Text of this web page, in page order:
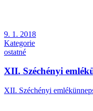
9. 1. 2018
Kategorie
ostatné
XII. Széchényi
XII. Széchényi